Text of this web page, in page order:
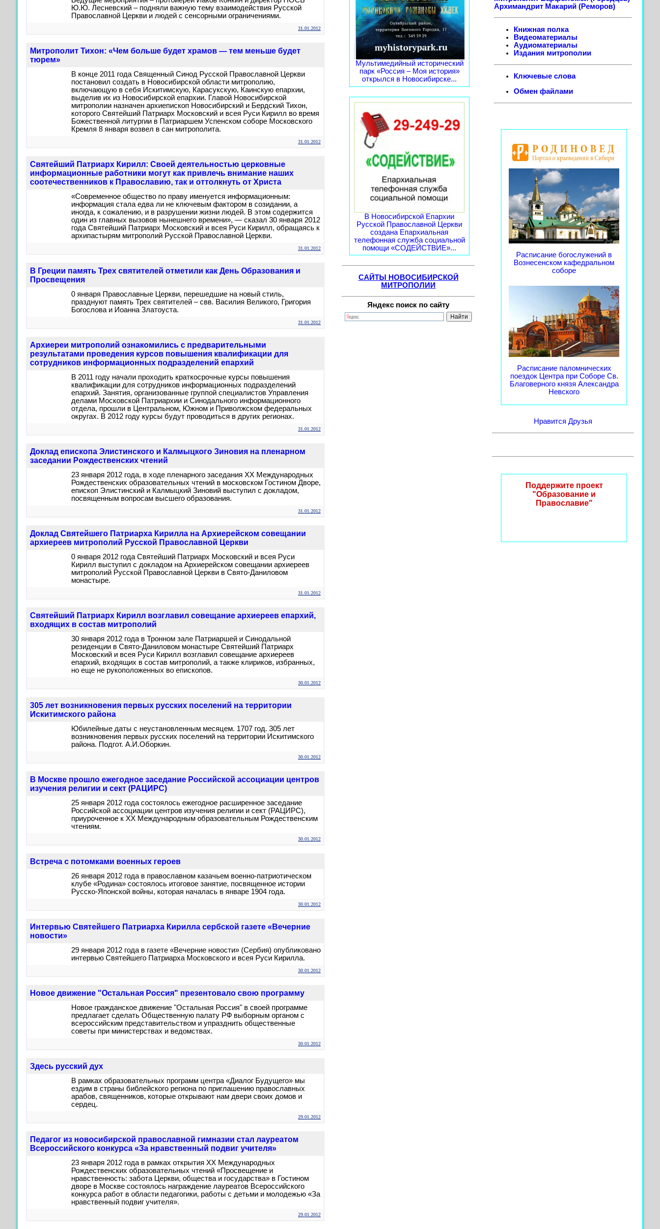
Ю.Ю. Лесневский – подняли важную тему взаимодействия Русской
Православной Церкви и людей с сенсорными ограничениями.
31.01.2012
Митрополит Тихон: «Чем больше будет храмов — тем меньше будет
тюрем»
В конце 2011 года Священный Синод Русской Православной Церкви
постановил создать в Новосибирской области митрополию,
включающую в себя Искитимскую, Карасукскую, Каинскую епархии,
выделив их из Новосибирской епархии. Главой Новосибирской
митрополии назначен архиепископ Новосибирский и Бердский Тихон,
которого Святейший Патриарх Московский и всея Руси Кирилл во время
Божественной литургии в Патриаршем Успенском соборе Московского
Кремля 8 января возвел в сан митрополита.
31.01.2012
Святейший Патриарх Кирилл: Своей деятельностью церковные
информационные работники могут как привлечь внимание наших
соотечественников к Православию, так и оттолкнуть от Христа
«Современное общество по праву именуется информационным:
информация стала едва ли не ключевым фактором в созидании, а
иногда, к сожалению, и в разрушении жизни людей. В этом содержится
один из главных вызовов нынешнего времени», — сказал 30 января 2012
года Святейший Патриарх Московский и всея Руси Кирилл, обращаясь к
архипастырям митрополий Русской Православной Церкви.
31.01.2012
В Греции память Трех святителей отметили как День Образования и
Просвещения
0 января Православные Церкви, перешедшие на новый стиль,
празднуют память Трех святителей – свв. Василия Великого, Григория
Богослова и Иоанна Златоуста.
31.01.2012
Архиереи митрополий ознакомились с предварительными
результатами проведения курсов повышения квалификации для
сотрудников информационных подразделений епархий
В 2011 году начали проходить краткосрочные курсы повышения
квалификации для сотрудников информационных подразделений
епархий. Занятия, организованные группой специалистов Управления
делами Московской Патриархии и Синодального информационного
отдела, прошли в Центральном, Южном и Приволжском федеральных
округах. В 2012 году курсы будут проводиться в других регионах.
31.01.2012
Доклад епископа Элистинского и Калмыцкого Зиновия на пленарном
заседании Рождественских чтений
23 января 2012 года, в ходе пленарного заседания ХХ Международных
Рождественских образовательных чтений в московском Гостином Дворе,
епископ Элистинский и Калмыцкий Зиновий выступил с докладом,
посвященным вопросам высшего образования.
31.01.2012
Доклад Святейшего Патриарха Кирилла на Архиерейском совещании
архиереев митрополий Русской Православной Церкви
0 января 2012 года Святейший Патриарх Московский и всея Руси
Кирилл выступил с докладом на Архиерейском совещании архиереев
митрополий Русской Православной Церкви в Свято-Даниловом
монастыре.
31.01.2012
Святейший Патриарх Кирилл возглавил совещание архиереев епархий,
входящих в состав митрополий
30 января 2012 года в Тронном зале Патриаршей и Синодальной
резиденции в Свято-Даниловом монастыре Святейший Патриарх
Московский и всея Руси Кирилл возглавил совещание архиереев
епархий, входящих в состав митрополий, а также клириков, избранных,
но еще не рукоположенных во епископов.
30.01.2012
305 лет возникновения первых русских поселений на территории
Искитимского района
Юбилейные даты с неустановленным месяцем. 1707 год. 305 лет
возникновения первых русских поселений на территории Искитимского
района. Подгот. А.И.Оборкин.
30.01.2012
В Москве прошло ежегодное заседание Российской ассоциации центров
изучения религии и сект (РАЦИРС)
25 января 2012 года состоялось ежегодное расширенное заседание
Российской ассоциации центров изучения религии и сект (РАЦИРС),
приуроченное к XX Международным образовательным Рождественским
чтениям.
30.01.2012
Встреча с потомками военных героев
26 января 2012 года в православном казачьем военно-патриотическом
клубе «Родина» состоялось итоговое занятие, посвященное истории
Русско-Японской войны, которая началась в январе 1904 года.
30.01.2012
Интервью Святейшего Патриарха Кирилла сербской газете «Вечерние
новости»
29 января 2012 года в газете «Вечерние новости» (Сербия) опубликовано
интервью Святейшего Патриарха Московского и всея Руси Кирилла.
30.01.2012
Новое движение "Остальная Россия" презентовало свою программу
Новое гражданское движение "Остальная Россия" в своей программе
предлагает сделать Общественную палату РФ выборным органом с
всероссийским представительством и упразднить общественные
советы при министерствах и ведомствах.
30.01.2012
Здесь русский дух
В рамках образовательных программ центра «Диалог Будущего» мы
ездим в страны библейского региона по приглашению православных
арабов, священников, которые открывают нам двери своих домов и
сердец.
29.01.2012
Педагог из новосибирской православной гимназии стал лауреатом
Всероссийского конкурса «За нравственный подвиг учителя»
23 января 2012 года в рамках открытия XX Международных
Рождественских образовательных чтений «Просвещение и
нравственность: забота Церкви, общества и государства» в Гостином
дворе в Москве состоялось награждение лауреатов Всероссийского
конкурса работ в области педагогики, работы с детьми и молодежью «За
нравственный подвиг учителя».
29.01.2012
Мультимедийный исторический
парк «Россия – Моя история»
открылся в Новосибирске...
В Новосибирской Епархии
Русской Православной Церкви
создана Епархиальная
телефонная служба социальной
помощи «СОДЕЙСТВИЕ»...
САЙТЫ НОВОСИБИРСКОЙ
МИТРОПОЛИИ
Яндекс поиск по сайту
Архимандрит Макарий (Реморов)
Книжная полка
Видеоматериалы
Аудиоматериалы
Издания митрополии
Ключевые слова
Обмен файлами
Расписание богослужений в
Вознесенском кафедральном
соборе
Расписание паломнических
поездок Центра при Соборе Св.
Благоверного князя Александра
Невского
Нравится Друзья
Поддержите проект
"Образование и
Православие"